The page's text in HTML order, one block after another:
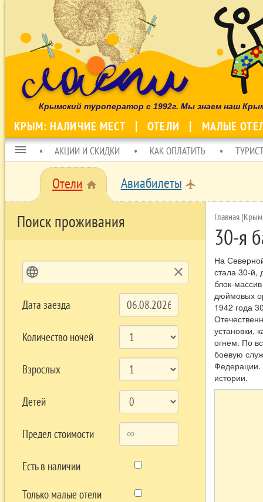
Крымский туроператор с 1992г. Мы знаем наш
КРЫМ: НАЛИЧИЕ МЕСТ ОТЕЛИ МАЛЫЕ
menu АКЦИИ И СКИДКИ КАК ОПЛАТИТЬ
Отели home Авиабилеты local_airport
Поиск проживания
language clear
Дата заезда
Количество ночей
Взрослых
Детей
Предел стоимости
Есть в наличии
Только малые отели
Главная
30-я
На
стала 30-й,
блок-
дюймовых
1942 года
установки,
огнем. По
боевую
Федерации.
истории.